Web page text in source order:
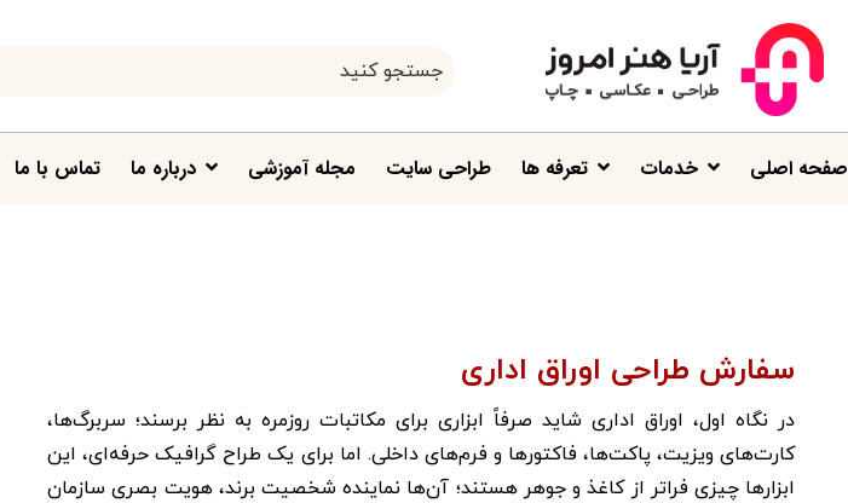
صفحه اصلی خدمات تعرفه ها طراحی سایت مجله آموزشی درباره ما تماس با ما
سفارش طراحی اوراق اداری
در نگاه اول، اوراق اداری شاید صرفاً ابزاری برای مکاتبات روزمره به نظر برسند؛ سربرگ‌ها،
کارت‌های ویزیت، پاکت‌ها، فاکتورها و فرم‌های داخلی. اما برای یک طراح گرافیک حرفه‌ای، این
ابزارها چیزی فراتر از کاغذ و جوهر هستند؛ آن‌ها نماینده شخصیت برند، هویت بصری سازمان